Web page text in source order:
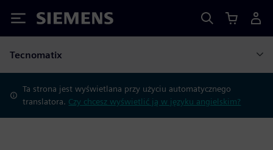
Siemens
Tecnomatix
Ta strona jest wyświetlana przy użyciu automatycznego
translatora. Czy chcesz wyświetlić ją w języku angielskim?